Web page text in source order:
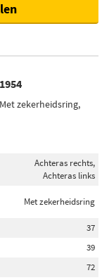
zekerheidsring,
Achteras rechts,
Achteras links
Met zekerheidsring
37
39
72